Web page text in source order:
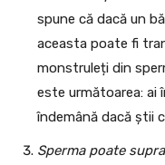
spune că dacă un
aceasta poate fi
monstruleți din
este următoarea: ai
îndemână dacă știi
Sperma poate